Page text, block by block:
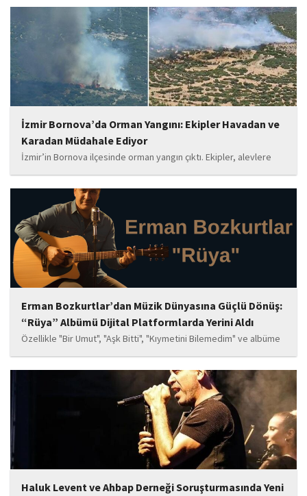
tahrik veya aşağılama' suçundan gözaltına alındı. Mahruki,
tutuklama talebiyle Sulh Ceza Hakimliği'ne sevk edildi.
İzmir Bornova’da Orman Yangını: Ekipler Havadan ve
Karadan Müdahale Ediyor
İzmir’in Bornova ilçesinde orman yangın çıktı. Ekipler, alevlere
havadan ve karadan müdahale ediyor.
Erman Bozkurtlar’dan Müzik Dünyasına Güçlü Dönüş:
“Rüya” Albümü Dijital Platformlarda Yerini Aldı
Özellikle "Bir Umut", "Aşk Bitti", "Kıymetini Bilemedim" ve albüme
adını veren "Rüya" parçalarının kısa süre içerisinde öne çıkan
eserler arasında yer alması bekleniyor. Albüm, sanatçının önceki
çalışmalarına göre daha olgun,...
Haluk Levent ve Ahbap Derneği Soruşturmasında Yeni